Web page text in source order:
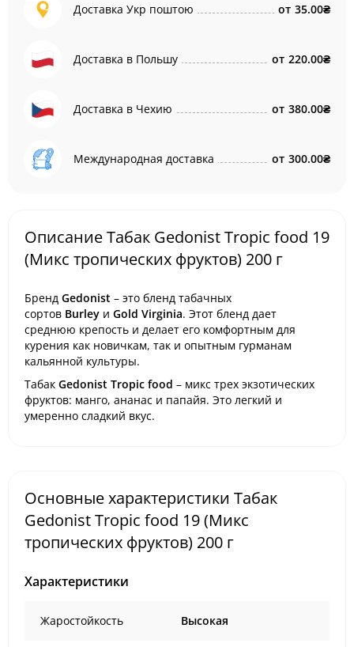
Доставка Укр поштою от 35.00₴
Доставка в Польшу от 220.00₴
Доставка в Чехию от 380.00₴
Международная доставка от 300.00₴
Описание Табак Gedonist Tropic food 19
(Микс тропических фруктов) 200 г
Бренд Gedonist – это бленд табачных
сортов Burley и Gold Virginia. Этот бленд дает
среднюю крепость и делает его комфортным для
курения как новичкам, так и опытным гурманам
кальянной культуры.
Табак Gedonist Tropic food – микс трех экзотических
фруктов: манго, ананас и папайя. Это легкий и
умеренно сладкий вкус.
Основные характеристики Табак
Gedonist Tropic food 19 (Микс
тропических фруктов) 200 г
Характеристики
Жаростойкость Высокая